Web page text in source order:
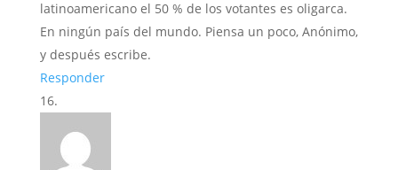
latinoamericano el 50 % de los votantes es oligarca.
En ningún país del mundo. Piensa un poco, Anónimo,
y después escribe.
Responder